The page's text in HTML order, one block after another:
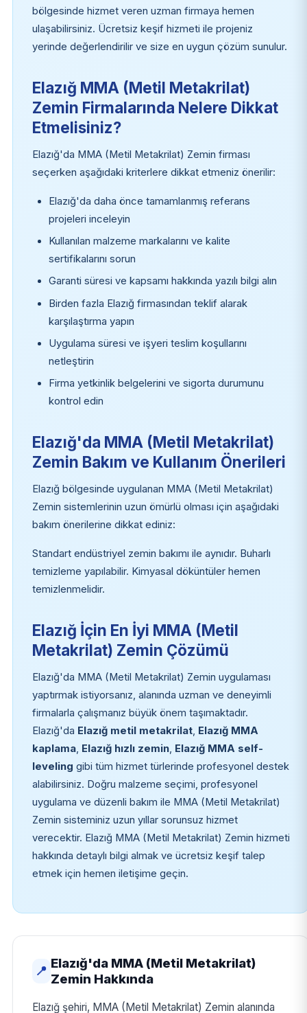
bölgesinde hizmet veren uzman firmaya hemen
ulaşabilirsiniz. Ücretsiz keşif hizmeti ile projeniz
yerinde değerlendirilir ve size en uygun çözüm sunulur.
Elazığ MMA (Metil Metakrilat)
Zemin Firmalarında Nelere Dikkat
Etmelisiniz?
Elazığ'da MMA (Metil Metakrilat) Zemin firması
seçerken aşağıdaki kriterlere dikkat etmeniz önerilir:
Elazığ'da daha önce tamamlanmış referans
projeleri inceleyin
Kullanılan malzeme markalarını ve kalite
sertifikalarını sorun
Garanti süresi ve kapsamı hakkında yazılı bilgi alın
Birden fazla Elazığ firmasından teklif alarak
karşılaştırma yapın
Uygulama süresi ve işyeri teslim koşullarını
netleştirin
Firma yetkinlik belgelerini ve sigorta durumunu
kontrol edin
Elazığ'da MMA (Metil Metakrilat)
Zemin Bakım ve Kullanım Önerileri
Elazığ bölgesinde uygulanan MMA (Metil Metakrilat)
Zemin sistemlerinin uzun ömürlü olması için aşağıdaki
bakım önerilerine dikkat ediniz:
Standart endüstriyel zemin bakımı ile aynıdır. Buharlı
temizleme yapılabilir. Kimyasal döküntüler hemen
temizlenmelidir.
Elazığ İçin En İyi MMA (Metil
Metakrilat) Zemin Çözümü
Elazığ'da MMA (Metil Metakrilat) Zemin uygulaması
yaptırmak istiyorsanız, alanında uzman ve deneyimli
firmalarla çalışmanız büyük önem taşımaktadır.
Elazığ'da Elazığ metil metakrilat, Elazığ MMA
kaplama, Elazığ hızlı zemin, Elazığ MMA self-
leveling gibi tüm hizmet türlerinde profesyonel destek
alabilirsiniz. Doğru malzeme seçimi, profesyonel
uygulama ve düzenli bakım ile MMA (Metil Metakrilat)
Zemin sisteminiz uzun yıllar sorunsuz hizmet
verecektir. Elazığ MMA (Metil Metakrilat) Zemin hizmeti
hakkında detaylı bilgi almak ve ücretsiz keşif talep
etmek için hemen iletişime geçin.
📍
Elazığ'da MMA (Metil Metakrilat)
Zemin Hakkında
Elazığ şehiri, MMA (Metil Metakrilat) Zemin alanında